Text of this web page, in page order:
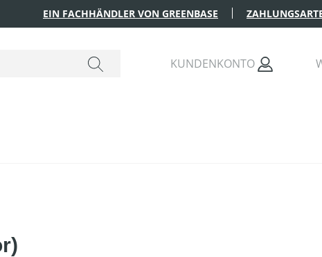
EIN FACHHÄNDLER VON GREENBASE
KUNDENKONTO